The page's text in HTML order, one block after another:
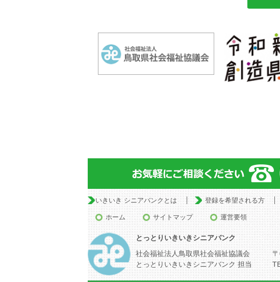
いきいき シニアバンクとは 登録を希望される方
ホーム サイトマップ 運営要領
とっとりいきいきシニアバンク
社会福祉法人鳥取県社会福祉協議会
とっとりいきいきシニアバンク 担当